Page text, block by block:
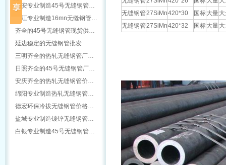
雅安专业制造45号无缝钢管…
怒江专业制造16mn无缝钢管…
齐全的45号无缝钢管现货供…
延边稳定的无缝钢管批发
三明齐全的热轧无缝钢管厂…
日照齐全的45号无缝钢管厂…
安庆齐全的热轧无缝钢管价…
绵阳专业制造热轧无缝钢管…
德宏环保冷拔无缝钢管价格…
盐城专业制造镀锌无缝钢管…
白银专业制造45号无缝钢管…
无缝钢管27SiMn420*30 国标大量
无缝钢管27SiMn420*32 国标大量